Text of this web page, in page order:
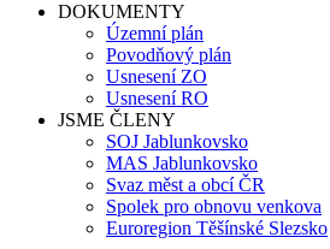
DOKUMENTY
Územní plán
Povodňový plán
Usnesení ZO
Usnesení RO
JSME ČLENY
SOJ Jablunkovsko
MAS Jablunkovsko
Svaz měst a obcí ČR
Spolek pro obnovu venkova
Euroregion Těšínské Slezsko